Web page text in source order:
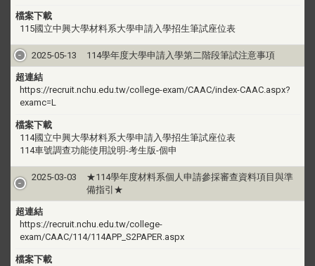
檔案下載
115國立中興大學材料系大學申請入學招生筆試座位表
2025-05-13 114學年度大學申請入學第二階段筆試注意事項
超連結
https://recruit.nchu.edu.tw/college-exam/CAAC/index-CAAC.aspx?
examc=L
檔案下載
114國立中興大學材料系大學申請入學招生筆試座位表
114車號調查功能使用說明-考生版-個申
2025-03-03
★114學年度材料系個人申請參採審查資料項目與準
備指引★
超連結
https://recruit.nchu.edu.tw/college-
exam/CAAC/114/114APP_S2PAPER.aspx
檔案下載